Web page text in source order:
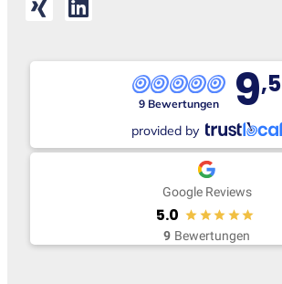
9 Bewertungen 9,5
provided by
Google Reviews
5.0
9 Bewertungen